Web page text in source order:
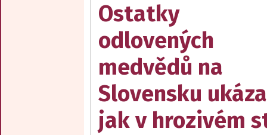
Ostatky
odlovených
medvědů na
Slovensku
jak v hrozivém